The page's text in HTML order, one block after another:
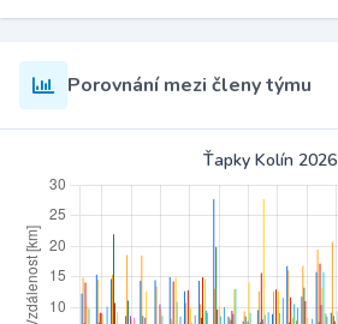
Porovnání mezi členy týmu
Ťapky Kolín 2026